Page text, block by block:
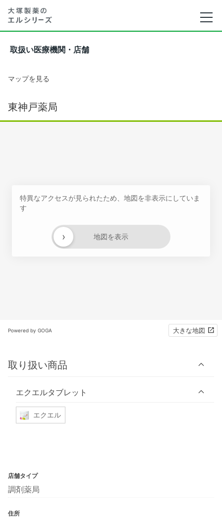
取扱い医療機関・店舗
マップを見る
東神戸薬局
特異なアクセスが見られたため、地図を非表示にしていま
す
地図を表示
›
Powered by GOGA 大きな地図
取り扱い商品
エクエルタブレット
エクエル
店舗タイプ
調剤薬局
住所